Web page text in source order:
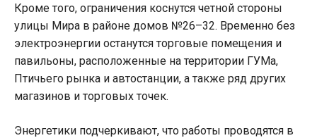
Кроме того, ограничения коснутся четной стороны
улицы Мира в районе домов №26–32. Временно без
электроэнергии останутся торговые помещения и
павильоны, расположенные на территории ГУМа,
Птичьего рынка и автостанции, а также ряд других
магазинов и торговых точек.
Энергетики подчеркивают, что работы проводятся в